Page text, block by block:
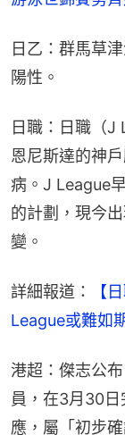
日乙：群馬草
陽性。
日職：日職（J
恩尼斯達的神
病。J League
的計劃，現今
變。
詳細報道：
【
League或難如
港超：傑志公
員，在3月30日
應，屬「初步